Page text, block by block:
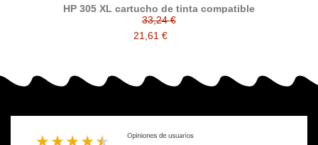
HP 305 XL cartucho de tinta compatible
33,24 €
21,61 €